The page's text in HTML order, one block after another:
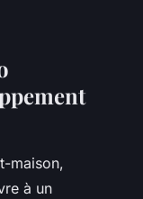
maison,
à un